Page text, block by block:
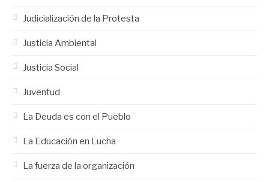
Judicialización de la Protesta
Justicia Ambiental
Justicia Social
Juventud
La Deuda es con el Pueblo
La Educación en Lucha
La fuerza de la organización